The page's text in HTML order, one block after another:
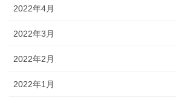
2022年4月
2022年3月
2022年2月
2022年1月